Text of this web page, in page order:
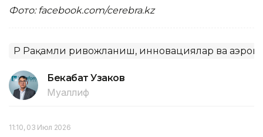
Фото: facebook.com/cerebra.kz
ҚР Рақамли ривожланиш, инновациялар ва
Бекабат Узаков
Муаллиф
11:10, 03 Июл 2026